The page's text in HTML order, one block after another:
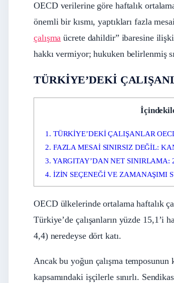
OECD verilerine göre haftalık
önemli bir kısmı, yaptıkları fazla
çalışma ücrete dahildir” ibaresine
hakkı vermiyor; hukuken belirlenmiş
TÜRKİYE’DEKİ
1. TÜRKİYE’DEKİ ÇALIŞANLAR
2. FAZLA MESAİ SINIRSIZ DEĞİL:
3. YARGITAY’DAN NET SINIRLAMA:
4. İZİN SEÇENEĞİ VE ZAMANAŞIMI
OECD ülkelerinde ortalama haftalık
Türkiye’de çalışanların yüzde 15,1’i
4,4) neredeyse dört katı.
Ancak bu yoğun çalışma temposunun
kapsamındaki işçilerle sınırlı.